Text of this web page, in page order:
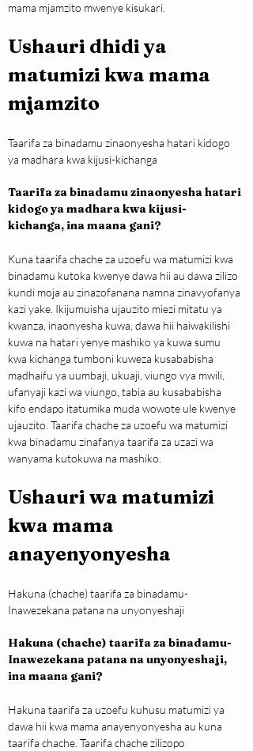
mama mjamzito mwenye kisukari.
Ushauri dhidi ya
matumizi kwa mama
mjamzito
Taarifa za binadamu zinaonyesha hatari kidogo
ya madhara kwa kijusi-kichanga
Taarifa za binadamu zinaonyesha hatari
kidogo ya madhara kwa kijusi-
kichanga, ina maana gani?
Kuna taarifa chache za uzoefu wa matumizi kwa
binadamu kutoka kwenye dawa hii au dawa zilizo
kundi moja au zinazofanana namna zinavyofanya
kazi yake. Ikijumuisha ujauzito miezi mitatu ya
kwanza, inaonyesha kuwa, dawa hii haiwakilishi
kuwa na hatari yenye mashiko ya kuwa sumu
kwa kichanga tumboni kuweza kusababisha
madhaifu ya uumbaji, ukuaji, viungo vya mwili,
ufanyaji kazi wa viungo, tabia au kusababisha
kifo endapo itatumika muda wowote ule kwenye
ujauzito. Taarifa chache za uzoefu wa matumizi
kwa binadamu zinafanya taarifa za uzazi wa
wanyama kutokuwa na mashiko.
Ushauri wa matumizi
kwa mama
anayenyonyesha
Hakuna (chache) taarifa za binadamu-
Inawezekana patana na unyonyeshaji
Hakuna (chache) taarifa za binadamu-
Inawezekana patana na unyonyeshaji,
ina maana gani?
Hakuna taarifa za uzoefu kuhusu matumizi ya
dawa hii kwa mama anayenyonyesha au kuna
taarifa chache. Taarifa chache zilizopo